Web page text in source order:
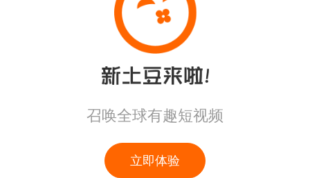
召唤全球有趣短视频
立即体验